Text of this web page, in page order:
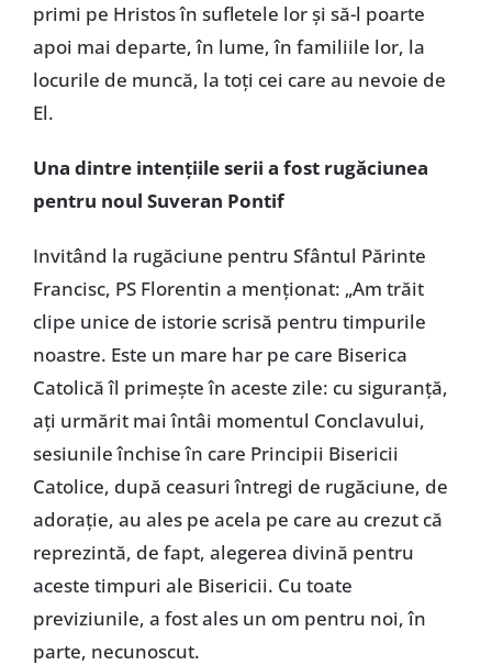
primi pe Hristos în sufletele lor şi să-l poarte
apoi mai departe, în lume, în familiile lor, la
locurile de muncă, la toţi cei care au nevoie de
El.
Una dintre intenţiile serii a fost rugăciunea
pentru noul Suveran Pontif
Invitând la rugăciune pentru Sfântul Părinte
Francisc, PS Florentin a menţionat: „Am trăit
clipe unice de istorie scrisă pentru timpurile
noastre. Este un mare har pe care Biserica
Catolică îl primeşte în aceste zile: cu siguranţă,
aţi urmărit mai întâi momentul Conclavului,
sesiunile închise în care Principii Bisericii
Catolice, după ceasuri întregi de rugăciune, de
adoraţie, au ales pe acela pe care au crezut că
reprezintă, de fapt, alegerea divină pentru
aceste timpuri ale Bisericii. Cu toate
previziunile, a fost ales un om pentru noi, în
parte, necunoscut.